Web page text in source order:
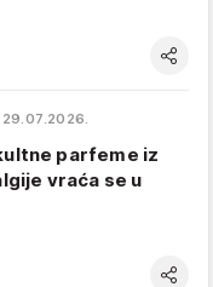
29.07.2026.
parfeme iz
vraća se u